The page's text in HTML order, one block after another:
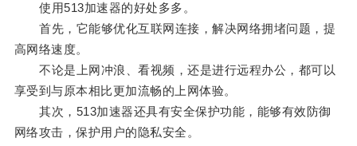
使用513加速器的好处多多。
首先，它能够优化互联网连接，解决网络拥堵问题，提
高网络速度。
不论是上网冲浪、看视频，还是进行远程办公，都可以
享受到与原本相比更加流畅的上网体验。
其次，513加速器还具有安全保护功能，能够有效防御
网络攻击，保护用户的隐私安全。